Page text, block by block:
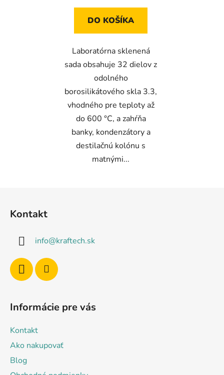
DO KOŠÍKA
Laboratórna sklenená
sada obsahuje 32 dielov z
odolného
borosilikátového skla 3.3,
vhodného pre teploty až
do 600 °C, a zahŕňa
banky, kondenzátory a
destilačnú kolónu s
matnými...
Kontakt
info@kraftech.sk
Informácie pre vás
Kontakt
Ako nakupovať
Blog